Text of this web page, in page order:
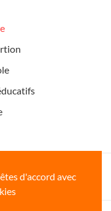
d'accord avec